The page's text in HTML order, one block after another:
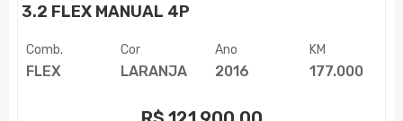
3.2 FLEX MANUAL 4P
Comb.
FLEX
Cor
LARANJA
Ano
2016
KM
177.000